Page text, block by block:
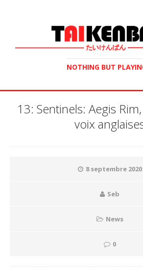
NOTHING BUT
13: Sentinels: Aegis
voix
8 septembre 2020
Seb
News
0